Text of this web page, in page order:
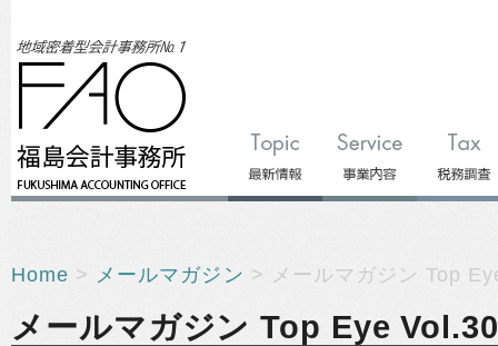
Home > メールマガジン > メールマガジン Top
メールマガジン Top Eye